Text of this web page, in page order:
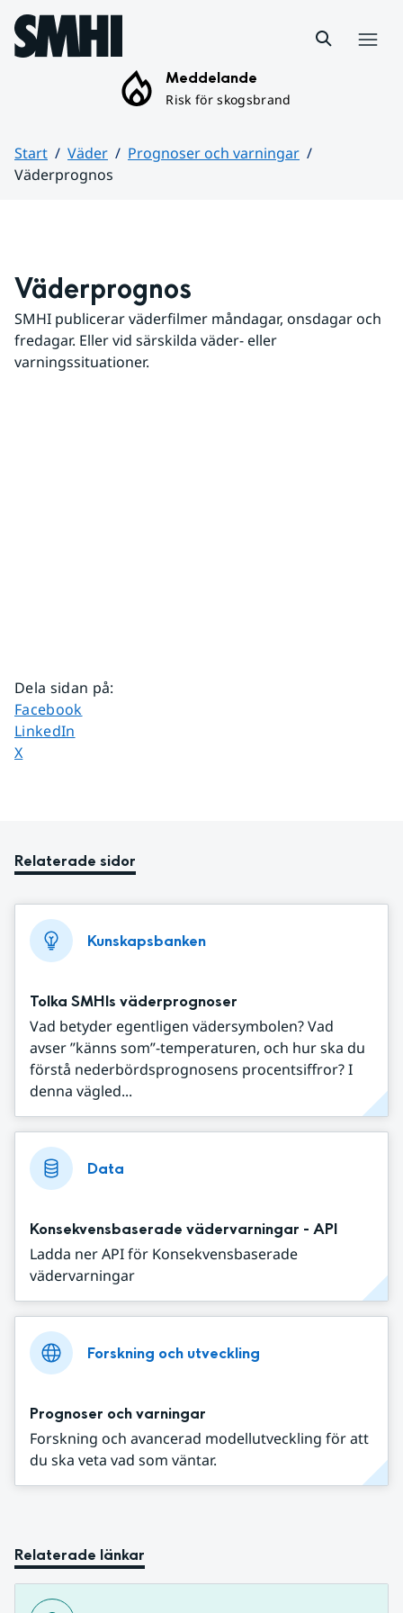
Hoppa till sidans innehåll
Meddelande
Risk för skogsbrand
Start Väder
Prognoser och varningar
Väderprognos
Väderprognos
SMHI publicerar väderfilmer måndagar, onsdagar och
fredagar. Eller vid särskilda väder- eller
varningssituationer.
Dela sidan på:
Dela sidan på
Facebook
Dela sidan på
LinkedIn
Dela sidan på
X
Relaterade sidor
Kunskapsbanken
Tolka SMHIs väderprognoser
Vad betyder egentligen vädersymbolen? Vad
avser ”känns som”-temperaturen, och hur ska du
förstå nederbördsprognosens procentsiffror? I
denna vägled...
Data
Konsekvensbaserade vädervarningar - API
Ladda ner API för Konsekvensbaserade
vädervarningar
Forskning och utveckling
Prognoser och varningar
Forskning och avancerad modellutveckling för att
du ska veta vad som väntar.
Relaterade länkar